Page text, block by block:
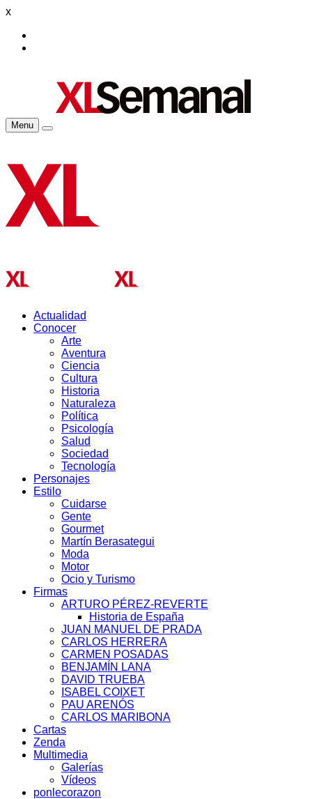
x
Menu
Actualidad
Conocer
Arte
Aventura
Ciencia
Cultura
Historia
Naturaleza
Política
Psicología
Salud
Sociedad
Tecnología
Personajes
Estilo
Cuidarse
Gente
Gourmet
Martín Berasategui
Moda
Motor
Ocio y Turismo
Firmas
ARTURO PÉREZ-REVERTE
Historia de España
JUAN MANUEL DE PRADA
CARLOS HERRERA
CARMEN POSADAS
BENJAMÍN LANA
DAVID TRUEBA
ISABEL COIXET
PAU ARENÓS
CARLOS MARIBONA
Cartas
Zenda
Multimedia
Galerías
Vídeos
ponlecorazon